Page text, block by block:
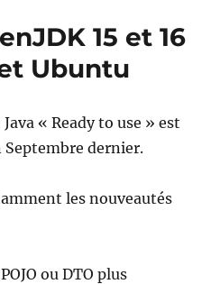
15 et 16
Ubuntu
« Ready to use » est
Septembre dernier.
les nouveautés
ou DTO plus